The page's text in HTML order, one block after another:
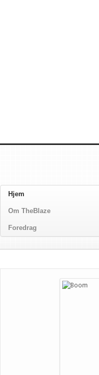
Hjem
Om TheBlaze
Foredrag